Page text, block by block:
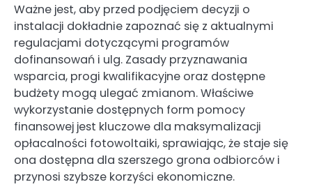
Ważne jest, aby przed podjęciem decyzji o
instalacji dokładnie zapoznać się z aktualnymi
regulacjami dotyczącymi programów
dofinansowań i ulg. Zasady przyznawania
wsparcia, progi kwalifikacyjne oraz dostępne
budżety mogą ulegać zmianom. Właściwe
wykorzystanie dostępnych form pomocy
finansowej jest kluczowe dla maksymalizacji
opłacalności fotowoltaiki, sprawiając, że staje się
ona dostępna dla szerszego grona odbiorców i
przynosi szybsze korzyści ekonomiczne.